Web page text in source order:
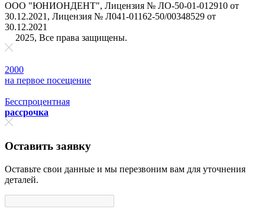
ООО "ЮНИОНДЕНТ", Лицензия № ЛО-50-01-012910 от
30.12.2021, Лицензия № Л041-01162-50/00348529 от
30.12.2021
2025, Все права защищены.
2000
на первое поcещение
Бесспроцентная
рассрочка
Оставить заявку
Оставьте свои данные и мы перезвоним вам для уточнения
деталей.